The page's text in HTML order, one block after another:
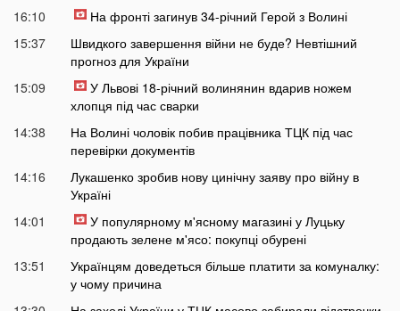
16:10
На фронті загинув 34-річний Герой з Волині
15:37
Швидкого завершення війни не буде? Невтішний
прогноз для України
15:09
У Львові 18-річний волинянин вдарив ножем
хлопця під час сварки
14:38
На Волині чоловік побив працівника ТЦК під час
перевірки документів
14:16
Лукашенко зробив нову цинічну заяву про війну в
Україні
14:01
У популярному м'ясному магазині у Луцьку
продають зелене м'ясо: покупці обурені
13:51
Українцям доведеться більше платити за комуналку:
у чому причина